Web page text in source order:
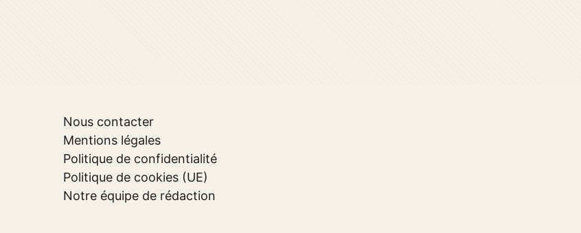
Nous contacter
Mentions légales
Politique de confidentialité
Politique de cookies (UE)
Notre équipe de rédaction